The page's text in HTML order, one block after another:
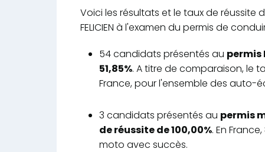
Voici les résultats et le taux de réussite
FELICIEN à l'examen du permis de
54 candidats présentés au permis
51,85%. A titre de comparaison, le
France, pour l'ensemble des auto-
3 candidats présentés au permis
de réussite de 100,00%. En
moto avec succès.